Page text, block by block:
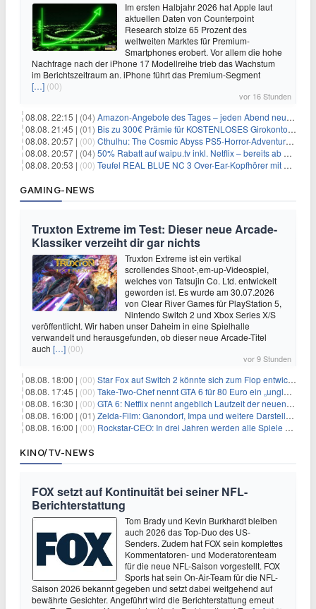
Im ersten Halbjahr 2026 hat Apple laut
aktuellen Daten von Counterpoint
Research stolze 65 Prozent des
weltweiten Marktes für Premium-
Smartphones erobert. Vor allem die hohe
Nachfrage nach der iPhone 17 Modellreihe trieb das Wachstum
im Berichtszeitraum an. iPhone führt das Premium-Segment
[…] (00)
vor 16 Stunden
08.08. 22:15 | (04) Amazon-Angebote des Tages – jeden Abend neue Deals zum Stöbern
08.08. 21:45 | (01) Bis zu 300€ Prämie für KOSTENLOSES Girokonto bei der Santander – 50€ schon nach 1 Woche!
08.08. 20:57 | (00) Cthulhu: The Cosmic Abyss PS5-Horror-Adventure für 27,99€
08.08. 20:57 | (04) 50% Rabatt auf waipu.tv inkl. Netflix – bereits ab 9€/Monat (statt 17,99€)
08.08. 20:53 | (00) Teufel REAL BLUE NC 3 Over-Ear-Kopfhörer mit ANC für 149,99€
GAMING-NEWS
Truxton Extreme im Test: Dieser neue Arcade-
Klassiker verzeiht dir gar nichts
Truxton Extreme ist ein vertikal
scrollendes Shoot-‚em-up-Videospiel,
welches von Tatsujin Co. Ltd. entwickelt
geworden ist. Es wurde am 30.07.2026
von Clear River Games für PlayStation 5,
Nintendo Switch 2 und Xbox Series X/S
veröffentlicht. Wir haben unser Daheim in eine Spielhalle
verwandelt und herausgefunden, ob dieser neue Arcade-Titel
auch […] (00)
vor 9 Stunden
08.08. 18:00 | (00) Star Fox auf Switch 2 könnte sich zum Flop entwickeln
08.08. 17:45 | (00) Take-Two-Chef nennt GTA 6 für 80 Euro ein „unglaubliches Schnäppchen“
08.08. 16:30 | (00) GTA 6: Netflix nennt angeblich Laufzeit der neuen Gameplay-Präsentation
08.08. 16:00 | (01) Zelda-Film: Ganondorf, Impa und weitere Darsteller sollen feststehen
08.08. 16:00 | (00) Rockstar-CEO: In drei Jahren werden alle Spiele gestreamt
KINO/TV-NEWS
FOX setzt auf Kontinuität bei seiner NFL-
Berichterstattung
Tom Brady und Kevin Burkhardt bleiben
auch 2026 das Top-Duo des US-
Senders. Zudem hat FOX sein komplettes
Kommentatoren- und Moderatorenteam
für die neue NFL-Saison vorgestellt. FOX
Sports hat sein On-Air-Team für die NFL-
Saison 2026 bekannt gegeben und setzt dabei weitgehend auf
bewährte Gesichter. Angeführt wird die Berichterstattung erneut